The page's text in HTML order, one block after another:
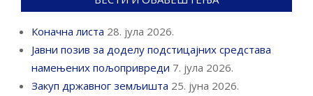
Коначна листа 28. јула 2026.
Јавни позив за доделу подстицајних средстава
намењених пољопривреди 7. јула 2026.
Закуп државног земљишта 25. јуна 2026.